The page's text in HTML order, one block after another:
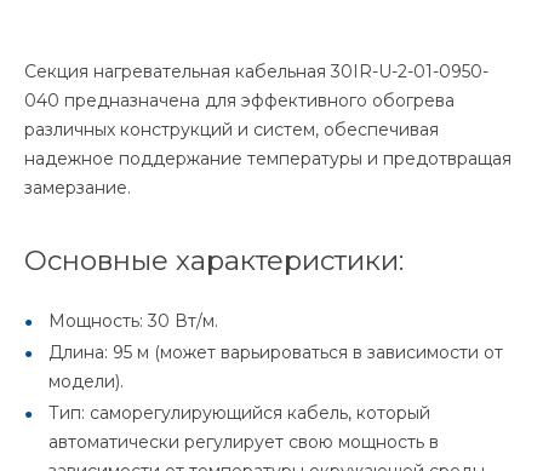
Секция нагревательная кабельная 30IR-U-2-01-0950-
040 предназначена для эффективного обогрева
различных конструкций и систем, обеспечивая
надежное поддержание температуры и предотвращая
замерзание.
Основные характеристики:
Мощность: 30 Вт/м.
Длина: 95 м (может варьироваться в зависимости от
модели).
Тип: саморегулирующийся кабель, который
автоматически регулирует свою мощность в